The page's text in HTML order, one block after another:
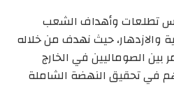
تطلعات وأهداف الشعب
والازدهار، حيث نهدف من خلاله
بين الصوماليين في الخارج
في تحقيق النهضة الشاملة